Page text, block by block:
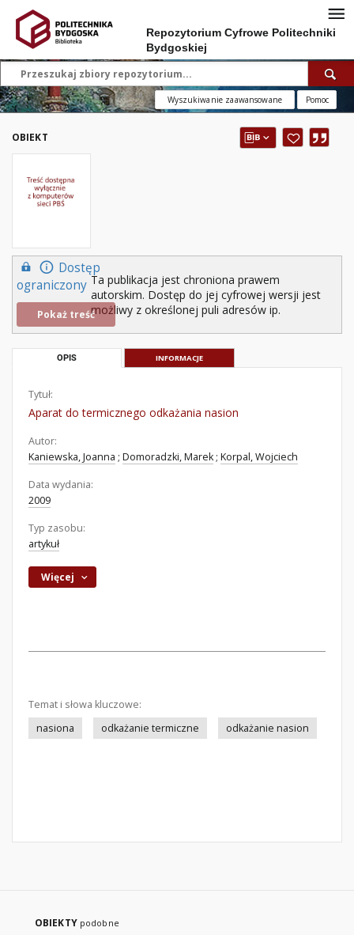
Repozytorium Cyfrowe Politechniki
Bydgoskiej
Wyszukiwanie zaawansowane Pomoc
OBIEKT
Dostęp
ograniczony
Pokaż treść
Ta publikacja jest chroniona prawem
autorskim. Dostęp do jej cyfrowej wersji jest
możliwy z określonej puli adresów ip.
OPIS INFORMACJE
Tytuł:
Aparat do termicznego odkażania nasion
Autor:
Kaniewska, Joanna ; Domoradzki, Marek ; Korpal, Wojciech
Data wydania:
2009
Typ zasobu:
artykuł
Więcej
Temat i słowa kluczowe:
nasiona
odkażanie termiczne odkażanie nasion
OBIEKTY podobne